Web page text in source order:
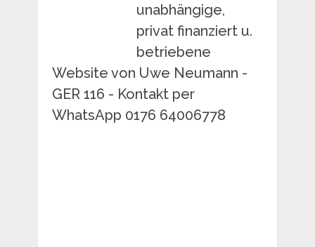
unabhängige,
privat finanziert u.
betriebene
Website von Uwe Neumann -
GER 116 - Kontakt per
WhatsApp 0176 64006778